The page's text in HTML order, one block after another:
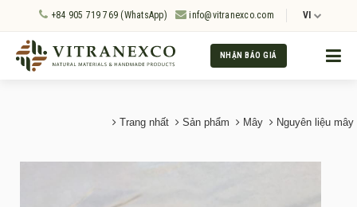
+84 905 719 769 (WhatsApp) info@vitranexco.com VI
NHẬN BÁO GIÁ
Trang nhất Sản phẩm Mây Nguyên liệu mây